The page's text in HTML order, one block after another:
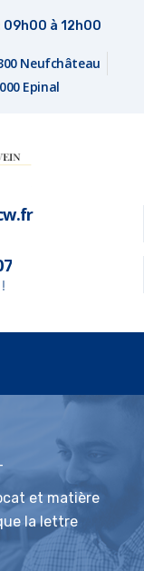
09h00 à 12h00
Neufchâteau
Epinal
et matière
la lettre